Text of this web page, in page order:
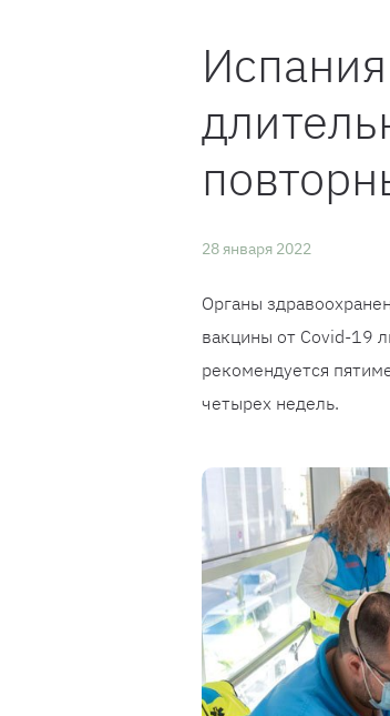
28 января 2022
Органы
вакцины от Covid-19
рекомендуется
четырех недель.